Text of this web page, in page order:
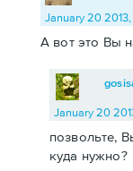
January 20
А вот это Вы
January 20
позвольте,
куда нужно?